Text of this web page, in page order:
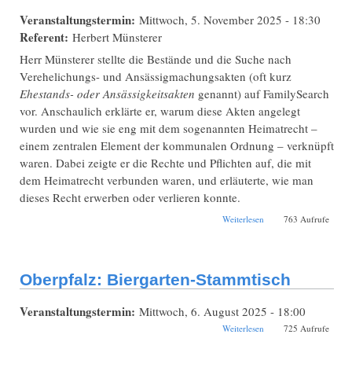
Veranstaltungstermin: Mittwoch, 5. November 2025 - 18:30
Referent: Herbert Münsterer
Herr Münsterer stellte die Bestände und die Suche nach
Verehelichungs- und Ansässigmachungsakten (oft kurz
Ehestands- oder Ansässigkeitsakten genannt) auf FamilySearch
vor. Anschaulich erklärte er, warum diese Akten angelegt
wurden und wie sie eng mit dem sogenannten Heimatrecht –
einem zentralen Element der kommunalen Ordnung – verknüpft
waren. Dabei zeigte er die Rechte und Pflichten auf, die mit
dem Heimatrecht verbunden waren, und erläuterte, wie man
dieses Recht erwerben oder verlieren konnte.
Weiterlesen über Oberpfalz:
763 Aufrufe
Oberpfalz: Biergarten-Stammtisch
Veranstaltungstermin: Mittwoch, 6. August 2025 - 18:00
Weiterlesen über Oberpfalz:
725 Aufrufe